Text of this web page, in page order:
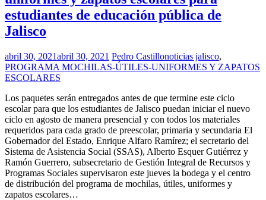
estudiantes de educación pública de
Jalisco
abril 30, 2021abril 30, 2021 Pedro Castillonoticias jalisco,
PROGRAMA MOCHILAS-ÚTILES-UNIFORMES Y ZAPATOS
ESCOLARES
Los paquetes serán entregados antes de que termine este ciclo
escolar para que los estudiantes de Jalisco puedan iniciar el nuevo
ciclo en agosto de manera presencial y con todos los materiales
requeridos para cada grado de preescolar, primaria y secundaria El
Gobernador del Estado, Enrique Alfaro Ramírez; el secretario del
Sistema de Asistencia Social (SSAS), Alberto Esquer Gutiérrez y
Ramón Guerrero, subsecretario de Gestión Integral de Recursos y
Programas Sociales supervisaron este jueves la bodega y el centro
de distribución del programa de mochilas, útiles, uniformes y
zapatos escolares…